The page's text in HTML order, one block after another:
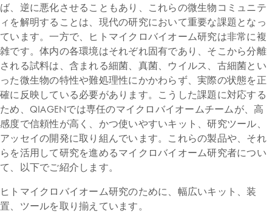
ば、逆に悪化させることもあり、これらの微生物コミュニテ
ィを解明することは、現代の研究において重要な課題となっ
ています。一方で、ヒトマイクロバイオーム研究は非常に複
雑です。体内の各環境はそれぞれ固有であり、そこから分離
される試料は、含まれる細菌、真菌、ウイルス、古細菌とい
った微生物の特性や難処理性にかかわらず、実際の状態を正
確に反映している必要があります。こうした課題に対応する
ため、QIAGENでは専任のマイクロバイオームチームが、高
感度で信頼性が高く、かつ使いやすいキット、研究ツール、
アッセイの開発に取り組んでいます。これらの製品や、それ
らを活用して研究を進めるマイクロバイオーム研究者につい
て、以下でご紹介します。
ヒトマイクロバイオーム研究のために、幅広いキット、装
置、ツールを取り揃えています。